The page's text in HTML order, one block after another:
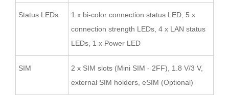
Status LEDs
1 x bi-color connection status LED, 5 x
connection strength LEDs, 4 x LAN status
LEDs, 1 x Power LED
SIM
2 x SIM slots (Mini SIM - 2FF), 1.8 V/3 V,
external SIM holders, eSIM (Optional)